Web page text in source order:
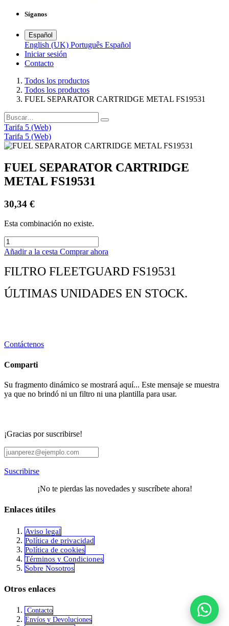
Síganos
Español
English (UK) Português Español
Iniciar sesión
​Contacto
Todos los productos
Todos los productos
FUEL SEPARATOR CARTRIDGE METAL FS19531
Tarifa 5 (Web)
Tarifa 5 (Web)
FUEL SEPARATOR CARTRIDGE
METAL FS19531
30,34 €
Esta combinación no existe.
Añadir a la cesta Comprar ahora
FILTRO FLEETGUARD FS19531
ÚLTIMAS UNIDADES EN STOCK.
Contáctenos
Comparti
Su fragmento dinámico se mostrará aquí... Este mensaje se muestra
ya que no brindó ni un filtro ni una plantilla para usar.
¡Gracias por suscribirse!
Suscribirse
¡No te pierdas las novedades y suscríbete ahora!
Enlaces útiles
Aviso legal
Política de privacidad
​Política de cookies
Términos y Condiciones
Sobre Nosotros
Otros enlaces
Contacto
Envíos y Devoluciones